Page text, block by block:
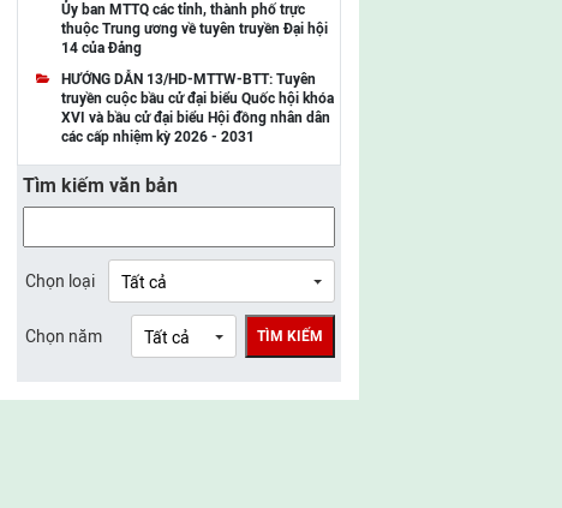
UBMTTQ Việt Nam tỉnh Lai Châu
UBMTTQ Việt Nam tỉnh Điện Biên
UBMTTQ Việt Nam tỉnh Sơn La
UBMTTQ Việt Nam tỉnh Thanh Hóa
UBMTTQ Việt Nam tỉnh Nghệ An
UBMTTQ Việt Nam tỉnh Lào Cai
UBMTTQ Việt Nam tỉnh Thái Nguyên
Ủy ban MTTQ các tỉnh, thành phố trực
thuộc Trung ương về tuyên truyền Đại hội
14 của Đảng
HƯỚNG DẪN 13/HD-MTTW-BTT: Tuyên
truyền cuộc bầu cử đại biểu Quốc hội khóa
XVI và bầu cử đại biểu Hội đồng nhân dân
các cấp nhiệm kỳ 2026 - 2031
Tìm kiếm văn bản
Chọn loại
Chọn năm TÌM KIẾM